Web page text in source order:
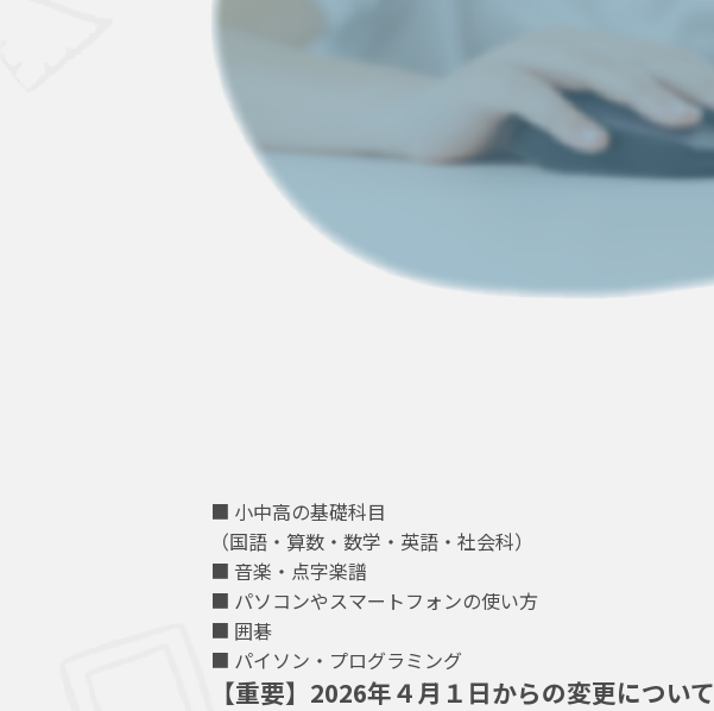
■ 小中高の基礎科目
（国語・算数・数学・英語・社会科）
■ 音楽・点字楽譜
■ パソコンやスマートフォンの使い方
■ 囲碁
■ パイソン・プログラミング
【重要】2026年４月１日からの変更について